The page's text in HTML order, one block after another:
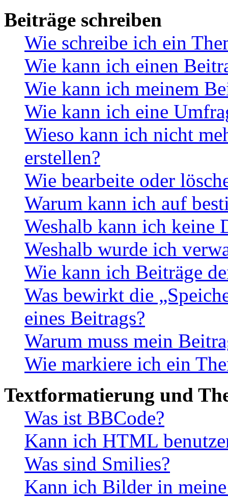
Beiträge schreiben
Wie schreibe ich ein
Wie kann ich einen
Wie kann ich meinem
Wie kann ich eine
Wieso kann ich nicht
erstellen?
Wie bearbeite oder
Warum kann ich auf
Weshalb kann ich keine
Weshalb wurde ich
Wie kann ich Beiträge
Was bewirkt die
eines Beitrags?
Warum muss mein
Wie markiere ich ein
Textformatierung und
Was ist BBCode?
Kann ich HTML
Was sind Smilies?
Kann ich Bilder in